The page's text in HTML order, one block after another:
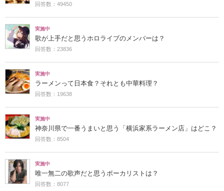
回答数：49450
実施中
歌が上手だと思うホロライブのメンバーは？
回答数：23836
実施中
ラーメンって日本食？それとも中華料理？
回答数：19638
実施中
神奈川県で一番うまいと思う「横浜家系ラーメン店」はどこ？
回答数：8504
実施中
唯一無二の歌声だと思うボーカリストは？
回答数：8077